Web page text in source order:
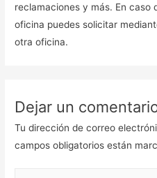
reclamaciones y más. En caso
oficina puedes solicitar
otra oficina.
Dejar un
Tu dirección de correo
campos obligatorios están